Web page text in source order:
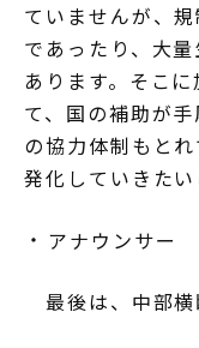
ていませんが、
であったり、大
あります。そこ
て、国の補助が
の協力体制もと
発化していきたい
アナウンサー
最後は、中部横